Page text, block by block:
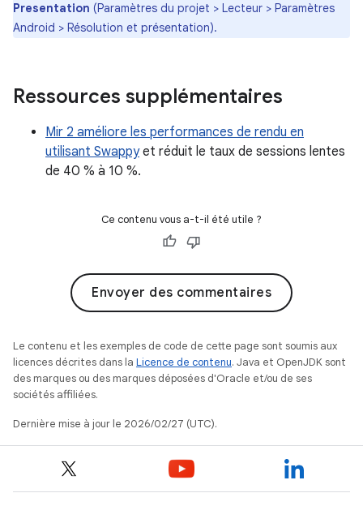
Presentation (Paramètres du projet > Lecteur > Paramètres
Android > Résolution et présentation).
Ressources supplémentaires
Mir 2 améliore les performances de rendu en
utilisant Swappyet réduit le taux de sessions lentes
de 40 % à 10 %.
Ce contenu vous a-t-il été utile ?
Envoyer des commentaires
Le contenu et les exemples de code de cette page sont soumis aux
licences décrites dans la Licence de contenu. Java et OpenJDK sont
des marques ou des marques déposées d'Oracle et/ou de ses
sociétés affiliées.
Dernière mise à jour le 2026/02/27 (UTC).